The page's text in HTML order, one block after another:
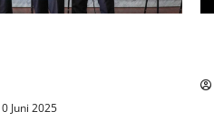
Juni 2025